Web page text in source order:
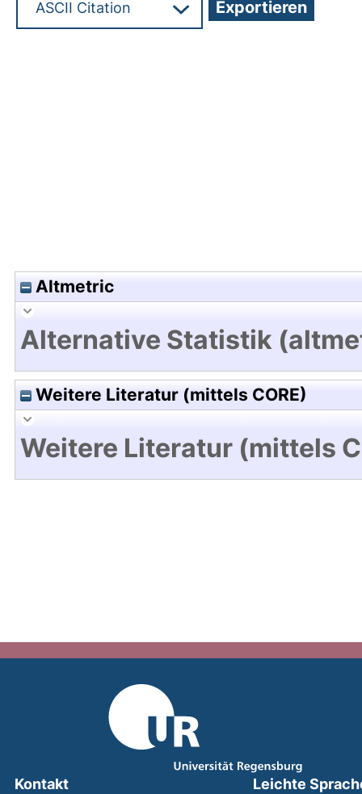
Altmetric
Alternative Statistik
Weitere Literatur (mittels CORE)
Weitere Literatur (mittels
Kontakt
Leichte